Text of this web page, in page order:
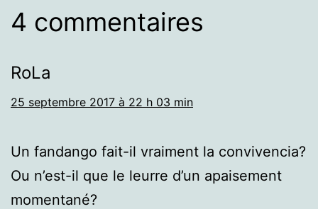
4 commentaires
RoLa
25 septembre 2017 à 22 h 03 min
Un fandango fait-il vraiment la convivencia?
Ou n’est-il que le leurre d’un apaisement
momentané?